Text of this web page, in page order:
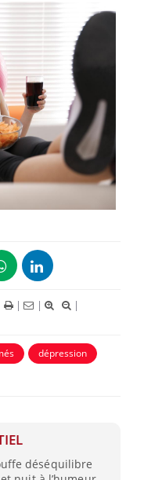
| |
|
dépression
déséquilibre